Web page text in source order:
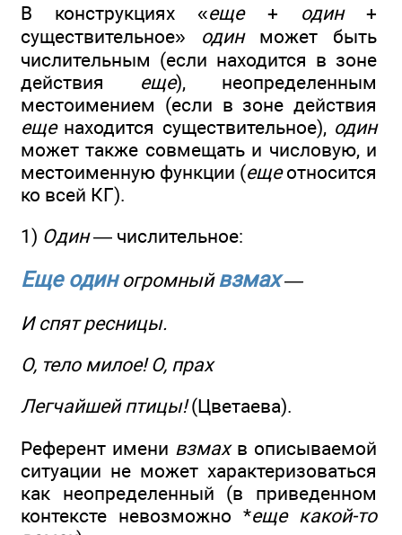
В конструкциях «еще+ один+
существительное» одинможет быть
числительным (если находится в зоне
действия еще), неопределенным
местоимением (если в зоне действия
ещенаходится существительное), один
может также совмещать и числовую, и
местоименную функции (ещеотносится
ко всей КГ).
1) Один— числительное:
Еще одиногромныйвзмах—
И спят ресницы.
О, тело милое! О, прах
Легчайшей птицы!(Цветаева).
Референт имени взмахв описываемой
ситуации не может характеризоваться
как неопределенный (в приведенном
контексте невозможно *еще какой-то